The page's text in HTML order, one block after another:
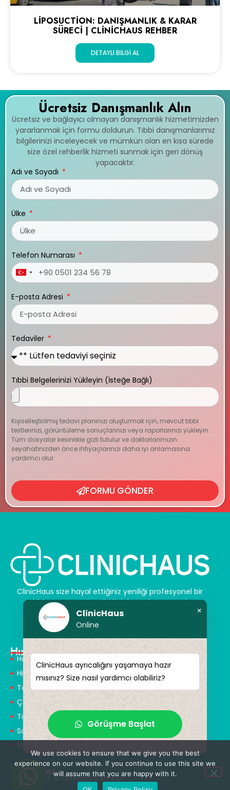
LIPOSUCTION: DANIŞMANLIK & KARAR
SÜRECI | CLINICHAUS REHBER
DETAYLI BILGI AL
Ücretsiz Danışmanlık Alın
Ücretsiz ve bağlayıcı olmayan danışmanlık hizmetimizden
yararlanmak için formu doldurun. Tıbbi danışmanlarımız
bilgilerinizi inceleyecek ve mümkün olan en kısa sürede
size özel rehberlik hizmeti sunmak için geri dönüş
yapacaktır.
Adı ve Soyadı
Ülke
Telefon Numarası
Turkey
E-posta Adresi
Tedaviler
Tıbbi Belgelerinizi Yükleyin (İsteğe Bağlı)
Kişiselleştirilmiş tedavi planınızı oluşturmak için, mevcut tıbbi
testlerinizi, görüntüleme sonuçlarınızı veya raporlarınızı yükleyin.
Tüm dosyalar kesinlikle gizli tutulur ve doktorlarımızın
seyahatinizden önce ihtiyaçlarınızı daha iyi anlamasına
yardımcı olur.
FORMU GÖNDER
ClinicHaus size hayal ettiğiniz yeniliği profesyonel bir
şekilde sunar ve size sihirli dokunuşlar vaat eder.
Kendinize yeni bir “siz” kazandırın.
Hızlı Menü
Hakkımızda
Hizmetlerimiz
Tedaviler
Çözüm Ortakları
Tıbbi Tanışmanlar
Sağlık Turizmi
Blog
Tedaviler
Nöroşirürji & Omurga Cerrahisi
ClinicHaus
Online
×
ClinicHaus ayrıcalığını yaşamaya hazır
mısınız? Size nasıl yardımcı olabiliriz?
Görüşme Başlat
We use cookies to ensure that we give you the best
experience on our website. If you continue to use this site we
will assume that you are happy with it.